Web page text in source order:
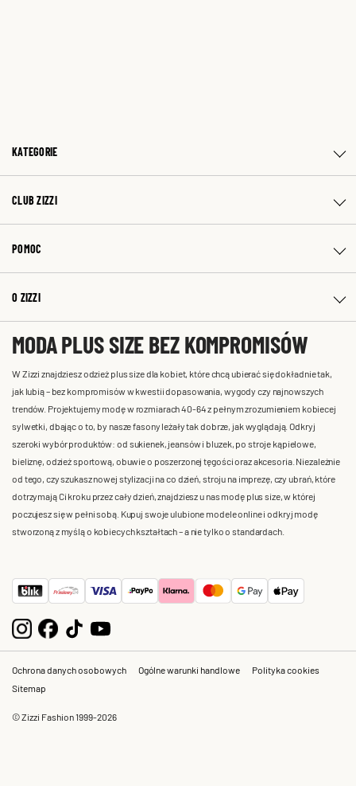
KATEGORIE
CLUB ZIZZI
POMOC
O ZIZZI
MODA PLUS SIZE BEZ KOMPROMISÓW
W Zizzi znajdziesz odzież plus size dla kobiet, które chcą ubierać się dokładnie tak,
jak lubią – bez kompromisów w kwestii dopasowania, wygody czy najnowszych
trendów. Projektujemy modę w rozmiarach 40-64 z pełnym zrozumieniem kobiecej
sylwetki, dbając o to, by nasze fasony leżały tak dobrze, jak wyglądają. Odkryj
szeroki wybór produktów: od sukienek, jeansów i bluzek, po stroje kąpielowe,
bieliznę, odzież sportową, obuwie o poszerzonej tęgości oraz akcesoria. Niezależnie
od tego, czy szukasz nowej stylizacji na co dzień, stroju na imprezę, czy ubrań, które
dotrzymają Ci kroku przez cały dzień, znajdziesz u nas modę plus size, w której
poczujesz się w pełni sobą. Kupuj swoje ulubione modele online i odkryj modę
stworzoną z myślą o kobiecych kształtach – a nie tylko o standardach.
Ochrona danych osobowych Ogólne warunki handlowe
Polityka cookies
Sitemap
© Zizzi Fashion 1999-2026